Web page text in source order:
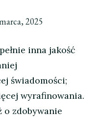
2025
inna jakość
świadomości;
wyrafinowania.
zdobywanie